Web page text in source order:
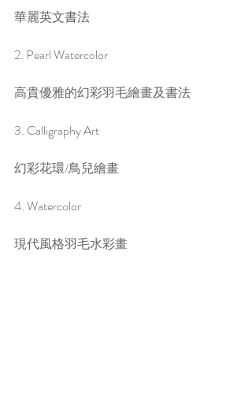
華麗英文書法
2. Pearl Watercolor
高貴優雅的幻彩羽毛繪畫及書法
3. Calligraphy Art
幻彩花環/鳥兒繪畫
4. Watercolor
現代風格羽毛水彩畫